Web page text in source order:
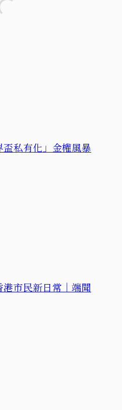
私有化」金權風暴
港市民新日常｜端聞